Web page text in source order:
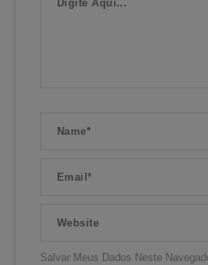
Aqui...
Salvar Meus Dados Neste